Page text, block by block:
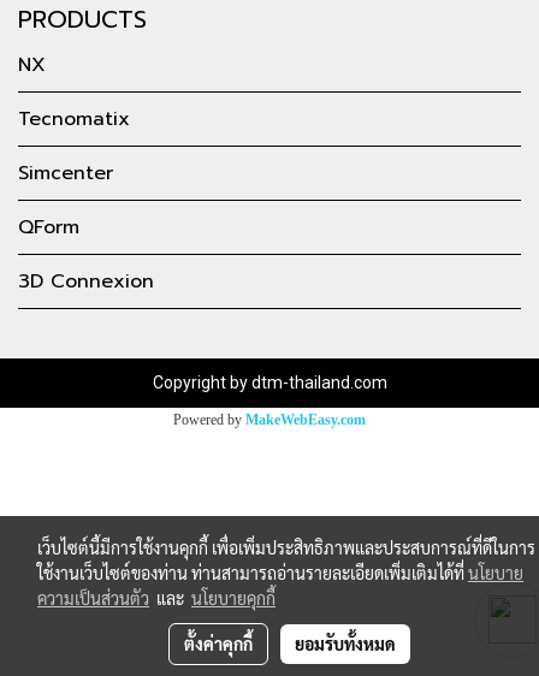
PRODUCTS
NX
Tecnomatix
Simcenter
QForm
3D Connexion
Copyright by dtm-thailand.com
Powered by MakeWebEasy.com
เว็บไซต์นี้มีการใช้งานคุกกี้ เพื่อเพิ่มประสิทธิภาพและประสบการณ์ที่ดีในการ
ใช้งานเว็บไซต์ของท่าน ท่านสามารถอ่านรายละเอียดเพิ่มเติมได้ที่นโยบาย
ความเป็นส่วนตัว และ นโยบายคุกกี้
ตั้งค่าคุกกี้ ยอมรับทั้งหมด